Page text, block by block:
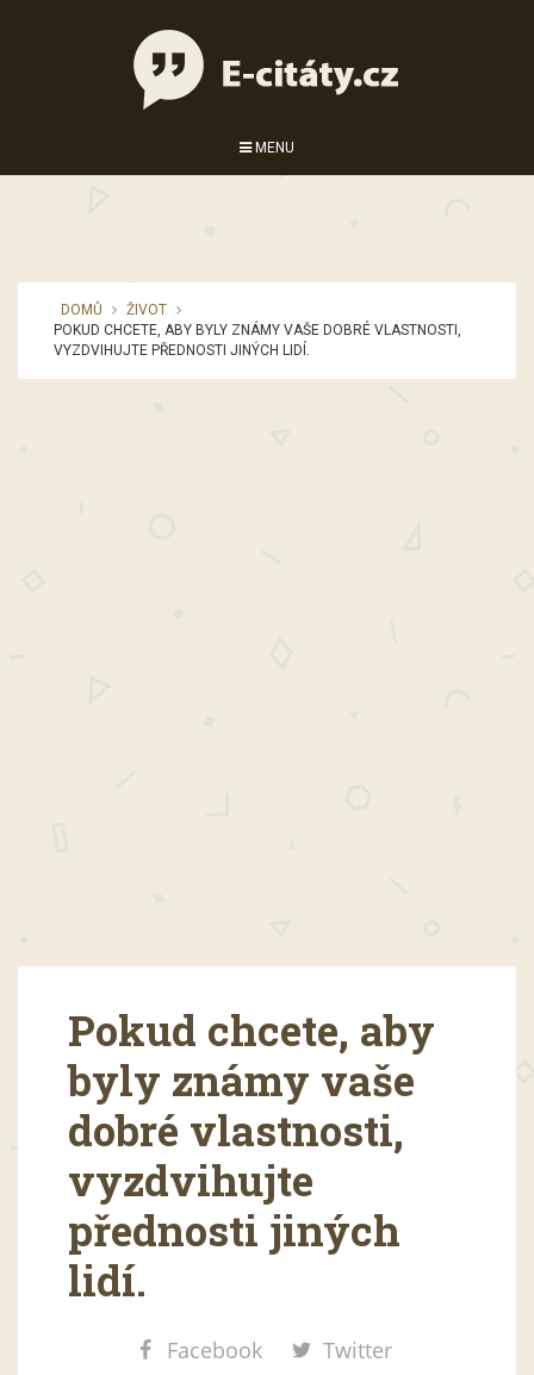
MENU
DOMŮ
ŽIVOT
POKUD CHCETE, ABY BYLY ZNÁMY VAŠE DOBRÉ VLASTNOSTI,
VYZDVIHUJTE PŘEDNOSTI JINÝCH LIDÍ.
Pokud chcete, aby
byly známy vaše
dobré vlastnosti,
vyzdvihujte
přednosti jiných
lidí.
Facebook
Twitter